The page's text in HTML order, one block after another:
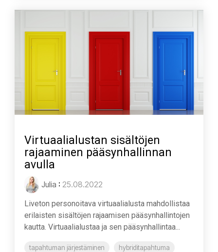
Virtuaalialustan sisältöjen
rajaaminen pääsynhallinnan
avulla
Julia : 25.08.2022
Liveton personoitava virtuaalialusta mahdollistaa
erilaisten sisältöjen rajaamisen pääsynhallintojen
kautta. Virtuaalialustaa ja sen pääsynhallintaa...
tapahtuman järjestäminen
hybriditapahtuma